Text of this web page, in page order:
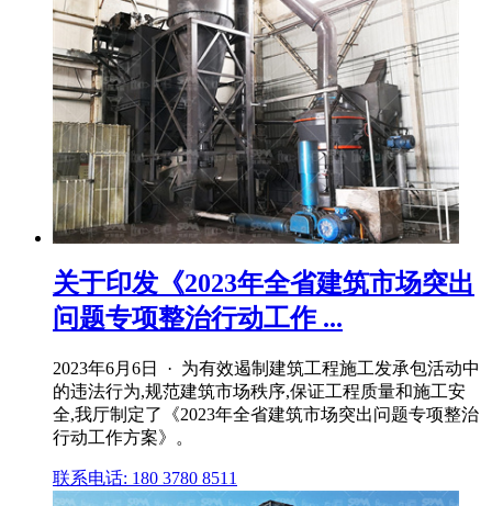
关于印发《2023年全省建筑市场突出
问题专项整治行动工作 ...
2023年6月6日 · 为有效遏制建筑工程施工发承包活动中
的违法行为,规范建筑市场秩序,保证工程质量和施工安
全,我厅制定了《2023年全省建筑市场突出问题专项整治
行动工作方案》。
联系电话: 180 3780 8511